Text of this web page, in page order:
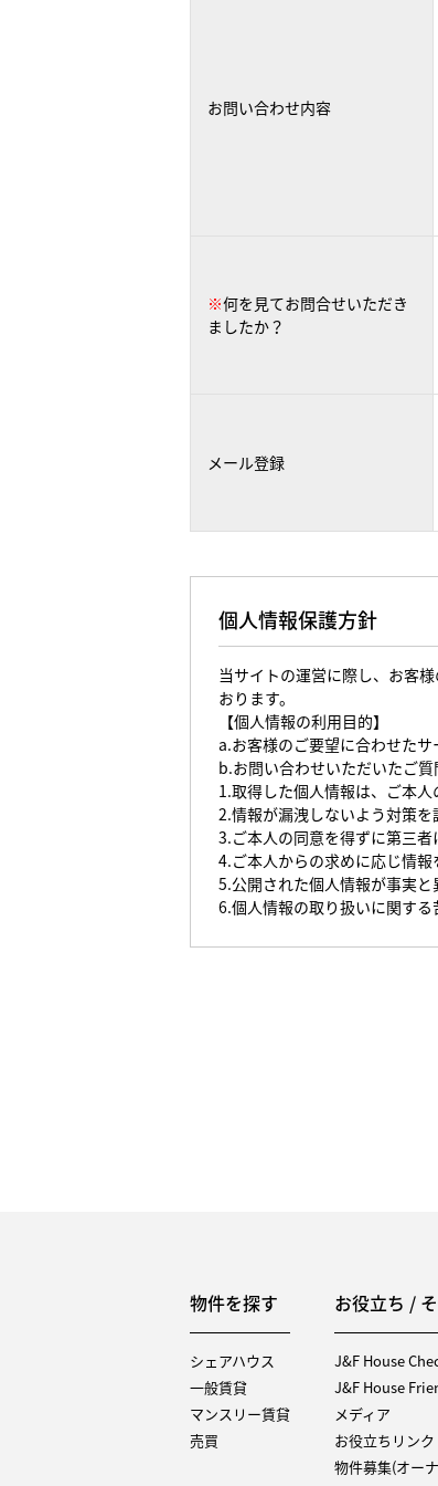
お問い合わせ内容
※何を見てお問合せいただき
ましたか？
メール登録
個人情報保護方針
当サイトの運営に際し、お客
おります。
【個人情報の利用目的】
a.お客様のご要望に合わせたサ
b.お問い合わせいただいたご質
1.取得した個人情報は、ご本人
2.情報が漏洩しないよう対策を
3.ご本人の同意を得ずに第三者
4.ご本人からの求めに応じ情報
5.公開された個人情報が事実と
6.個人情報の取り扱いに関する
物件を探す
シェアハウス
一般賃貸
マンスリー賃貸
売買
お役立ち /
J&F House
J&F House
メディア
お役立ちリンク
物件募集(オー